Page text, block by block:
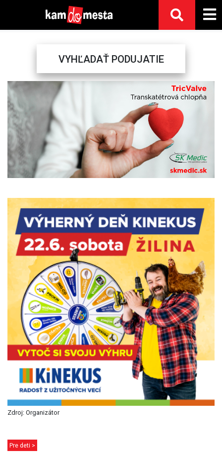
VYHĽADAŤ PODUJATIE
Previous
Zdroj: Organizátor
Pre deti >